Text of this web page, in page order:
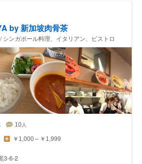
by 新加坡肉骨茶
シンガポール料理、イタリアン、ビストロ
10 人
￥1,000～￥1,999
3-6-2